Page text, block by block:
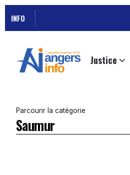
INFO
Justice
Parcourir la catégorie
Saumur